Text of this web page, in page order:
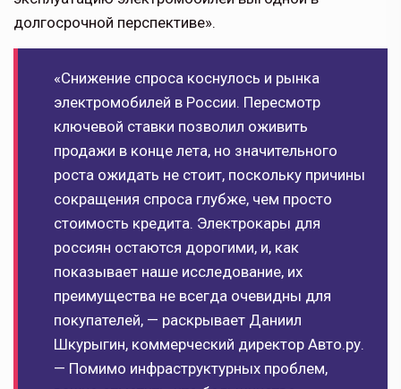
долгосрочной перспективе».
«Снижение спроса коснулось и рынка
электромобилей в России. Пересмотр
ключевой ставки позволил оживить
продажи в конце лета, но значительного
роста ожидать не стоит, поскольку причины
сокращения спроса глубже, чем просто
стоимость кредита. Электрокары для
россиян остаются дорогими, и, как
показывает наше исследование, их
преимущества не всегда очевидны для
покупателей, — раскрывает Даниил
Шкурыгин, коммерческий директор Авто.ру.
— Помимо инфраструктурных проблем,